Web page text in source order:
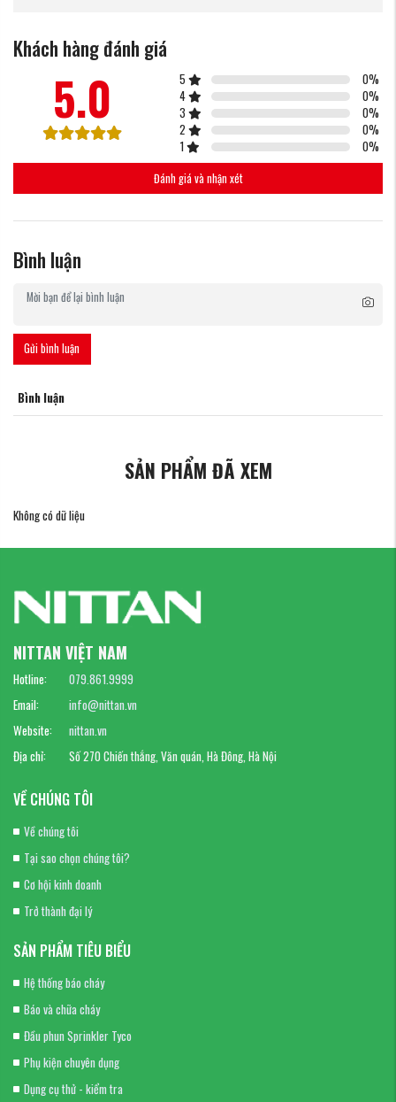
Khách hàng đánh giá
5.0 5 0%
4
0%
3
0%
2
0%
1
0%
Đánh giá và nhận xét
Bình luận
Gửi bình luận
Bình luận
SẢN PHẨM ĐÃ XEM
Không có dữ liệu
NITTAN VIỆT NAM
Hotline:
079.861.9999
Email:
info@nittan.vn
Website:
nittan.vn
Địa chỉ:
Số 270 Chiến thắng, Văn quán, Hà Đông, Hà Nội
VỀ CHÚNG TÔI
Về chúng tôi
Tại sao chọn chúng tôi?
Cơ hội kinh doanh
Trở thành đại lý
SẢN PHẨM TIÊU BIỂU
Hệ thống báo cháy
Báo và chữa cháy
Đầu phun Sprinkler Tyco
Phụ kiện chuyên dụng
Dụng cụ thử - kiểm tra